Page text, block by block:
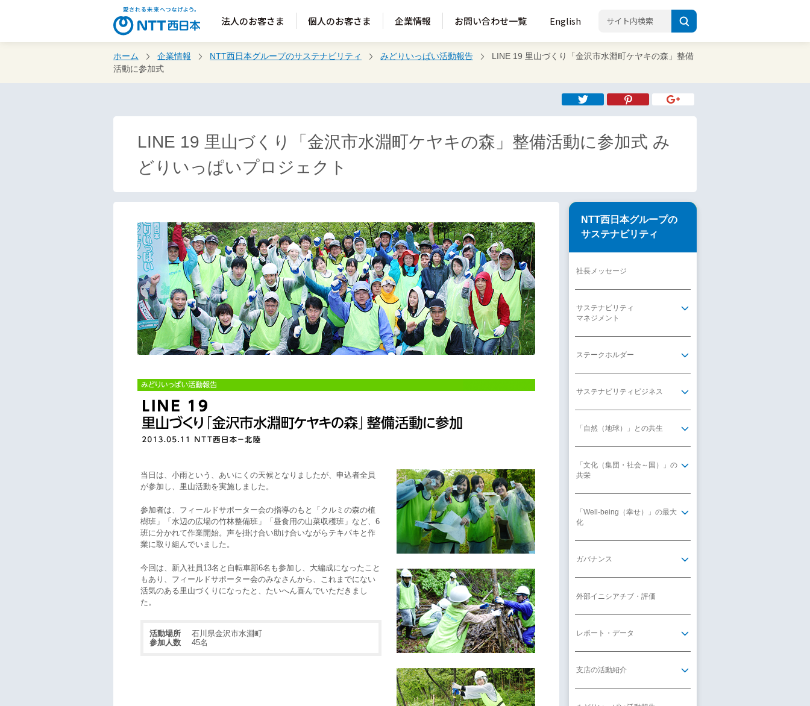
法人のお客さま 個人のお客さま 企業情報 お問い合わせ一覧 English
ホーム 企業情報 NTT西日本グループのサステナビリティ みどりいっぱい活動報告
LINE 19 里山づくり「金沢市水淵町ケヤキの森」整備
活動に参加式
LINE 19 里山づくり「金沢市水淵町ケヤキの森」整備活動に参加式 み
どりいっぱいプロジェクト
当日は、小雨という、あいにくの天候となりましたが、申込者全員
が参加し、里山活動を実施しました。
参加者は、フィールドサポーター会の指導のもと「クルミの森の植
樹班」「水辺の広場の竹林整備班」「昼食用の山菜収穫班」など、6
班に分かれて作業開始。声を掛け合い助け合いながらテキパキと作
業に取り組んでいました。
今回は、新入社員13名と自転車部6名も参加し、大編成になったこと
もあり、フィールドサポーター会のみなさんから、これまでにない
活気のある里山づくりになったと、たいへん喜んでいただきまし
た。
活動場所
石川県金沢市水淵町
参加人数
45名
NTT西日本グループの
サステナビリティ
社長メッセージ
サステナビリティ
マネジメント
ステークホルダー
サステナビリティビジネス
「自然（地球）」との共生
「文化（集団・社会～国）」の
共栄
「Well-being（幸せ）」の最大
化
ガバナンス
外部イニシアチブ・評価
レポート・データ
支店の活動紹介